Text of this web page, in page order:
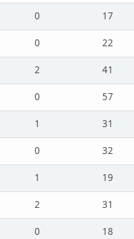
0
17
0
22
2
41
0
57
1
31
0
32
1
19
2
31
0
18